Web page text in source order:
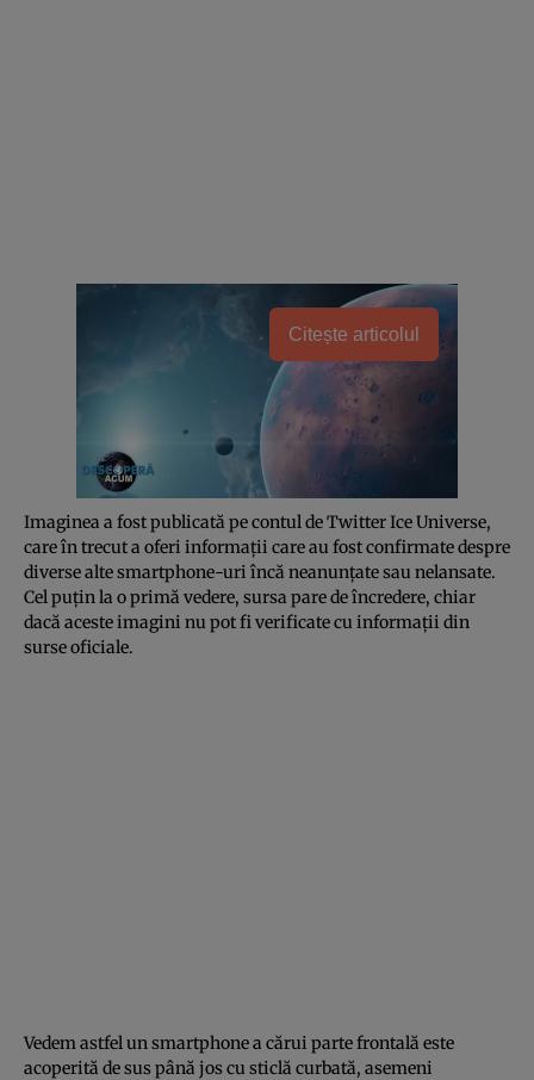
Citește articolul
Imaginea a fost publicată pe contul de Twitter Ice Universe,
care în trecut a oferi informaţii care au fost confirmate despre
diverse alte smartphone-uri încă neanunţate sau nelansate.
Cel puţin la o primă vedere, sursa pare de încredere, chiar
dacă aceste imagini nu pot fi verificate cu informaţii din
surse oficiale.
Vedem astfel un smartphone a cărui parte frontală este
acoperită de sus până jos cu sticlă curbată, asemeni